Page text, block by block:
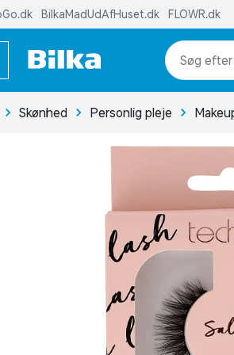
BilkaMadUdAfHuset.dk FLOWR.dk
Skønhed Personlig pleje